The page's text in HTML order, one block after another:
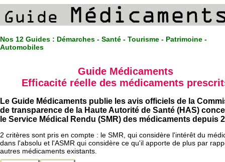
Nos 12 Guides : Démarches - Santé - Tourisme - Patrimoine -
Automobiles
Guide Médicaments
Efficacité réelle des médicaments
Le Guide Médicaments publie les avis officiels de la
de transparence de la Haute Autorité de Santé (HAS)
le Service Médical Rendu (SMR) des médicaments depuis
2 critères sont pris en compte : le SMR, qui considère l'intérêt du
dans l'absolu et l'ASMR qui considère ce qu'il apporte de plus par
autres médicaments existants.